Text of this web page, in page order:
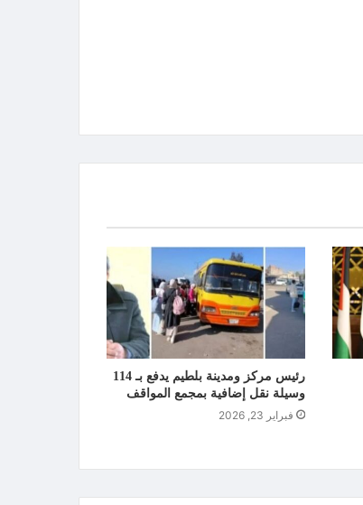
رئيس مركز ومدينة بلطيم يدفع بـ 114
وسيلة نقل إضافية بمجمع المواقف
فبراير 23, 2026